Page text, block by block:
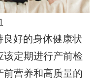
良好的身体健康状
该定期进行产前检
前营养和高质量的